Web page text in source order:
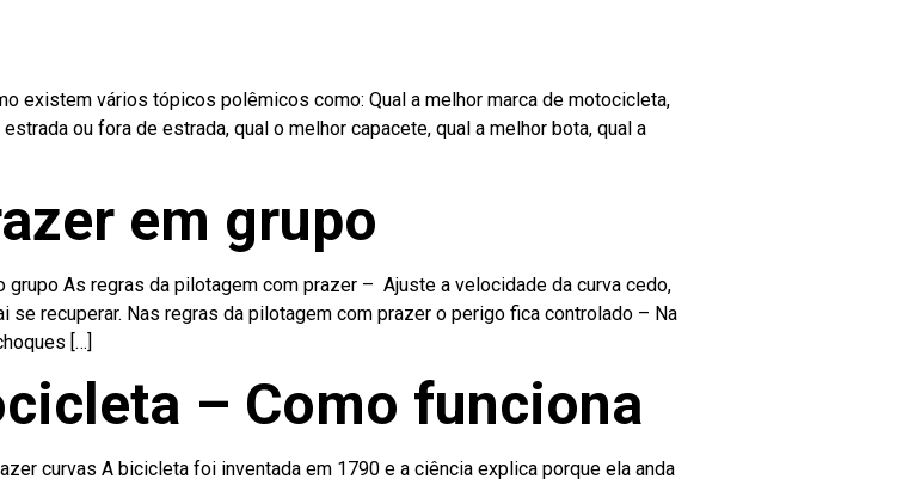
existem vários tópicos polêmicos como: Qual a melhor marca de motocicleta,
ou fora de estrada, qual o melhor capacete, qual a melhor bota, qual a
em grupo
As regras da pilotagem com prazer – Ajuste a velocidade da curva cedo,
se recuperar. Nas regras da pilotagem com prazer o perigo fica controlado – Na
[…]
– Como funciona
curvas A bicicleta foi inventada em 1790 e a ciência explica porque ela anda